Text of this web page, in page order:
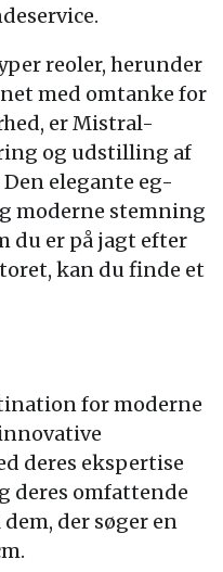
reoler, herunder
med omtanke for
er Mistral-
og udstilling af
elegante eg-
moderne stemning
du er på jagt efter
kan du finde et
for moderne
deres ekspertise
deres omfattende
der søger en